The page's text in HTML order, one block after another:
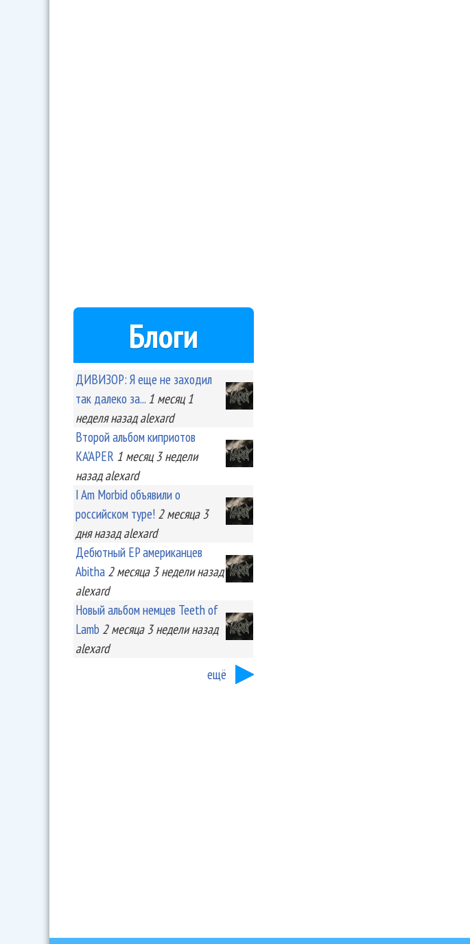
Блоги
ДИВИЗОР: Я еще не заходил
так далеко за... 1 месяц 1
неделяназад alexard
Второй альбом киприотов
KA'APER 1 месяц 3 недели
назад alexard
I Am Morbid объявили о
российском туре! 2 месяца 3
дняназад alexard
Дебютный EP американцев
Abitha 2 месяца 3 неделиназад
alexard
Новый альбом немцев Teeth of
Lamb 2 месяца 3 неделиназад
alexard
ещё